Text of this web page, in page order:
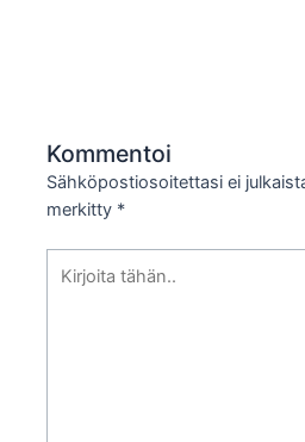
Kommentoi
Sähköpostiosoitettasi ei
merkitty *
tähän..